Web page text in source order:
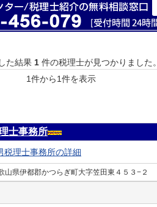
た結果 1 件の税理士が見つかりました。
1件から1件を表示
士事務所
税理士事務所の詳細
山県伊都郡かつらぎ町大字笠田東４５３−２